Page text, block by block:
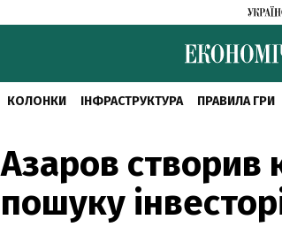
КОЛОНКИ ІНФРАСТРУКТУРА ПРАВИЛА ГРИ
Азаров створив
пошуку